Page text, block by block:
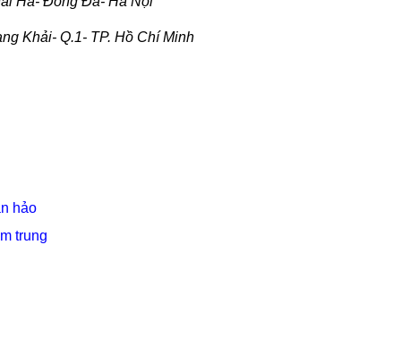
Khải- Q.1- TP. Hồ Chí Minh
hảo
trung